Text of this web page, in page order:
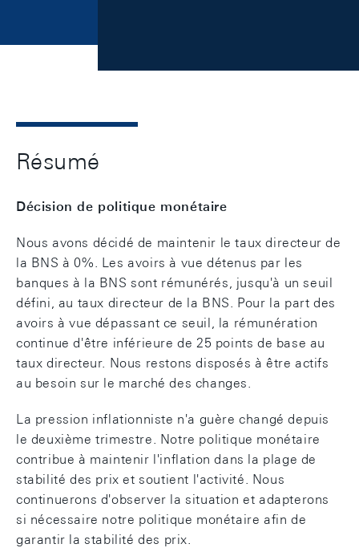
Résumé
Décision de politique monétaire
Nous avons décidé de maintenir le taux directeur de
la BNS à 0%. Les avoirs à vue détenus par les
banques à la BNS sont rémunérés, jusqu'à un seuil
défini, au taux directeur de la BNS. Pour la part des
avoirs à vue dépassant ce seuil, la rémunération
continue d'être inférieure de 25 points de base au
taux directeur. Nous restons disposés à être actifs
au besoin sur le marché des changes.
La pression inflationniste n'a guère changé depuis
le deuxième trimestre. Notre politique monétaire
contribue à maintenir l'inflation dans la plage de
stabilité des prix et soutient l'activité. Nous
continuerons d'observer la situation et adapterons
si nécessaire notre politique monétaire afin de
garantir la stabilité des prix.